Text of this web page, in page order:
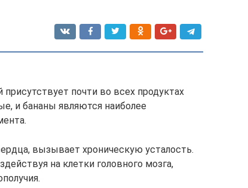
почти во всех продуктах
и бананы являются наиболее
вызывает хроническую усталость.
на клетки головного мозга,